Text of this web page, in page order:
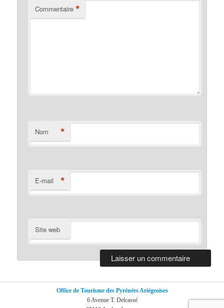
Commentaire *
Nom *
E-mail *
Site web
Office de Tourisme des Pyrénées Ariégeoises
6 Avenue T. Delcassé